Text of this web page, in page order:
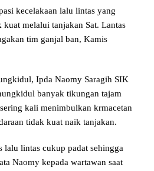
kecelakaan lalu lintas yang
kuat melalui tanjakan Sat. Lantas
tim ganjal ban, Kamis
Ipda Naomy Saragih SIK
banyak tikungan tajam
kali menimbulkan krmacetan
tidak kuat naik tanjakan.
lalu lintas cukup padat sehingga
Naomy kepada wartawan saat